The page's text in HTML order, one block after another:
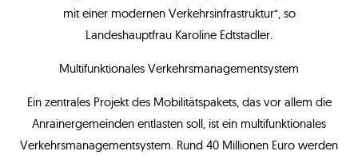
mit einer modernen Verkehrsinfrastruktur“, so
Landeshauptfrau Karoline Edtstadler.
Multifunktionales Verkehrsmanagementsystem
Ein zentrales Projekt des Mobilitätspakets, das vor allem die
Anrainergemeinden entlasten soll, ist ein multifunktionales
Verkehrsmanagementsystem. Rund 40 Millionen Euro werden